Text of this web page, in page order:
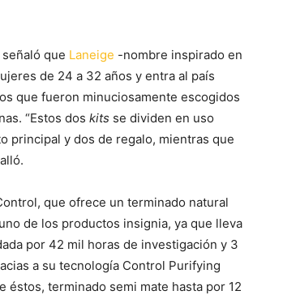
que Laneige -nombre inspirado en
de 24 a 32 años y entra al país
que fueron minuciosamente escogidos
“Estos dos kits se dividen en uso
principal y dos de regalo, mientras que
que ofrece un terminado natural
de los productos insignia, ya que lleva
por 42 mil horas de investigación y 3
a su tecnología Control Purifying
terminado semi mate hasta por 12